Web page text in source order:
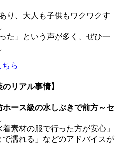
り、大人も子供もワクワクす
た」という声が多く、ぜひ一
ちら
リアル事情】
ホース級の水しぶきで前方～セ
。
素材の服で行った方が安心」
で濡れる」などのアドバイスが